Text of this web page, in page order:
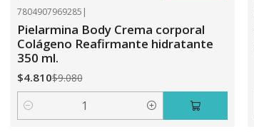
7804907969285 |
Pielarmina Body Crema corporal
Colágeno Reafirmante hidratante
350 ml.
$4.810$9.080
Cantidad